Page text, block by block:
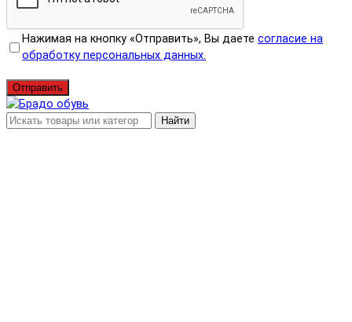
Нажимая на кнопку «Отправить», Вы даете согласие на
обработку персональных данных.
Отправить
Найти